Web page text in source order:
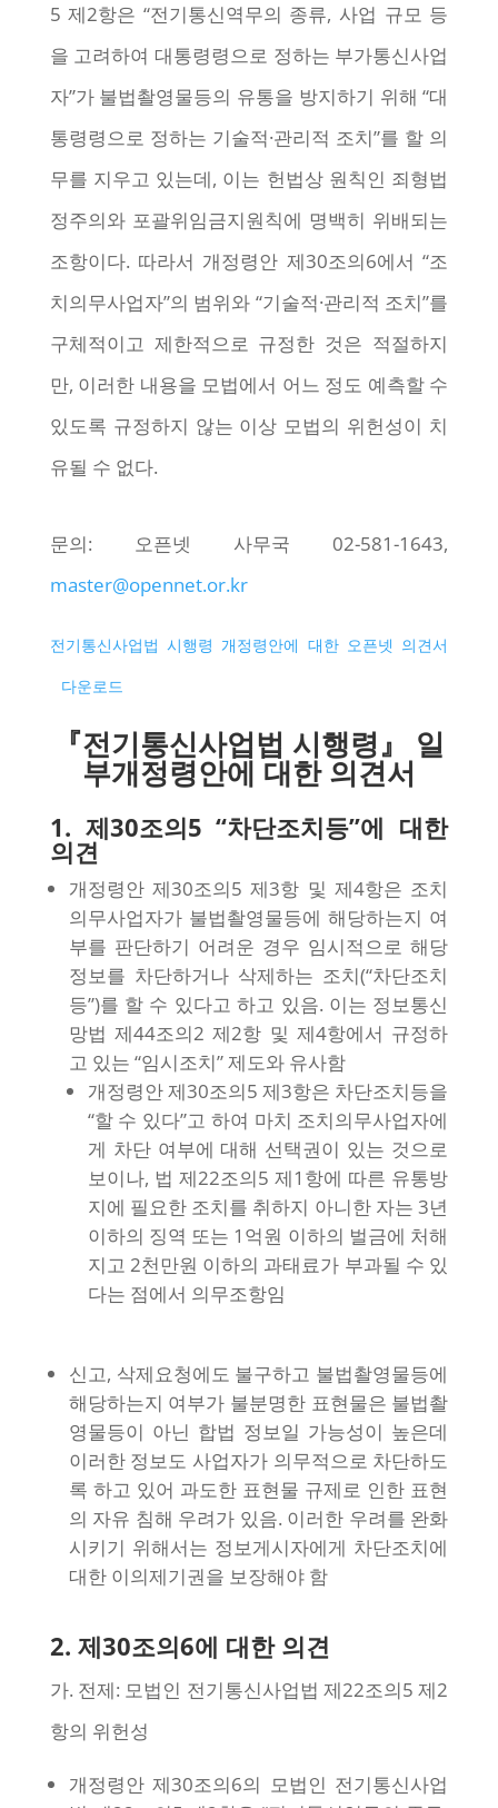
5 제2항은 “전기통신역무의 종류, 사업 규모 등
을 고려하여 대통령령으로 정하는 부가통신사업
자”가 불법촬영물등의 유통을 방지하기 위해 “대
통령령으로 정하는 기술적·관리적 조치”를 할 의
무를 지우고 있는데, 이는 헌법상 원칙인 죄형법
정주의와 포괄위임금지원칙에 명백히 위배되는
조항이다. 따라서 개정령안 제30조의6에서 “조
치의무사업자”의 범위와 “기술적·관리적 조치”를
구체적이고 제한적으로 규정한 것은 적절하지
만, 이러한 내용을 모법에서 어느 정도 예측할 수
있도록 규정하지 않는 이상 모법의 위헌성이 치
유될 수 없다.
문의: 오픈넷 사무국 02-581-1643,
master@opennet.or.kr
전기통신사업법 시행령 개정령안에 대한 오픈넷 의견서
다운로드
『전기통신사업법 시행령』 일
부개정령안에 대한 의견서
1. 제30조의5 “차단조치등”에 대한
의견
개정령안 제30조의5 제3항 및 제4항은 조치
의무사업자가 불법촬영물등에 해당하는지 여
부를 판단하기 어려운 경우 임시적으로 해당
정보를 차단하거나 삭제하는 조치(“차단조치
등”)를 할 수 있다고 하고 있음. 이는 정보통신
망법 제44조의2 제2항 및 제4항에서 규정하
고 있는 “임시조치” 제도와 유사함
개정령안 제30조의5 제3항은 차단조치등을
“할 수 있다”고 하여 마치 조치의무사업자에
게 차단 여부에 대해 선택권이 있는 것으로
보이나, 법 제22조의5 제1항에 따른 유통방
지에 필요한 조치를 취하지 아니한 자는 3년
이하의 징역 또는 1억원 이하의 벌금에 처해
지고 2천만원 이하의 과태료가 부과될 수 있
다는 점에서 의무조항임
신고, 삭제요청에도 불구하고 불법촬영물등에
해당하는지 여부가 불분명한 표현물은 불법촬
영물등이 아닌 합법 정보일 가능성이 높은데
이러한 정보도 사업자가 의무적으로 차단하도
록 하고 있어 과도한 표현물 규제로 인한 표현
의 자유 침해 우려가 있음. 이러한 우려를 완화
시키기 위해서는 정보게시자에게 차단조치에
대한 이의제기권을 보장해야 함
2. 제30조의6에 대한 의견
가. 전제: 모법인 전기통신사업법 제22조의5 제2
항의 위헌성
개정령안 제30조의6의 모법인 전기통신사업